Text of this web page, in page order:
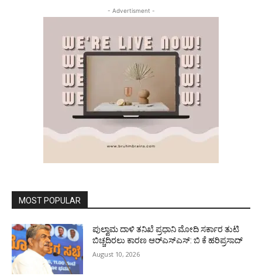
- Advertisment -
MOST POPULAR
ಪುಲ್ವಾಮ ದಾಳಿ ತನಿಖೆ ಪ್ರಧಾನಿ ಮೋದಿ ಸರ್ಕಾರ ತುಟಿ
ಬಿಚ್ಚದಿರಲು ಕಾರಣ ಆರ್‌ಎಸ್ಎಸ್: ಬಿ ಕೆ ಹರಿಪ್ರಸಾದ್
August 10, 2026